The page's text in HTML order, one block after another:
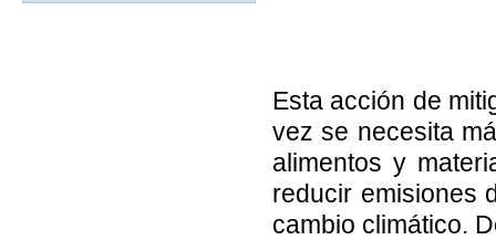
Esta acción de
vez se necesita
alimentos y
reducir emisiones
cambio climático.